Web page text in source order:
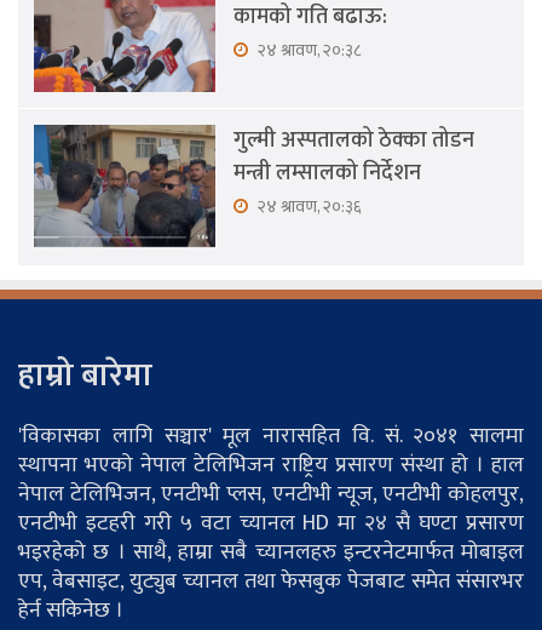
कामको गति बढाऊ:
२४ श्रावण, २०:३८
गुल्मी अस्पतालको ठेक्का तोडन
मन्त्री लम्सालको निर्देशन
२४ श्रावण, २०:३६
हाम्रो बारेमा
'विकासका लागि सञ्चार' मूल नारासहित वि. सं. २०४१ सालमा
स्थापना भएको नेपाल टेलिभिजन राष्ट्रिय प्रसारण संस्था हो । हाल
नेपाल टेलिभिजन, एनटीभी प्लस, एनटीभी न्यूज, एनटीभी कोहलपुर,
एनटीभी इटहरी गरी ५ वटा च्यानल HD मा २४ सै घण्टा प्रसारण
भइरहेको छ । साथै, हाम्रा सबै च्यानलहरु इन्टरनेटमार्फत मोबाइल
एप, वेबसाइट, युट्युब च्यानल तथा फेसबुक पेजबाट समेत संसारभर
हेर्न सकिनेछ ।